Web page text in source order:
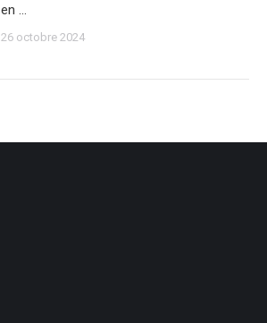
en …
26 octobre 2024